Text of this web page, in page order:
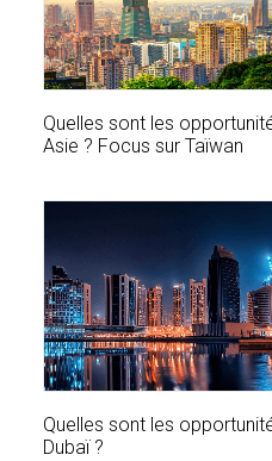
Quelles sont les
Asie ? Focus sur Taïwan
Quelles sont les
Dubaï ?